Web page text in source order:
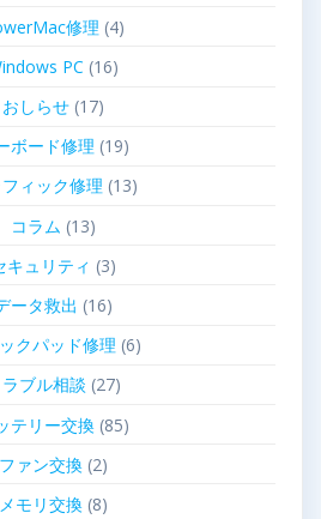
修理 (4)
PC (16)
おしらせ(17)
ボード修理 (19)
ィック修理 (13)
コラム (13)
キュリティ (3)
ータ救出 (16)
クパッド修理 (6)
ラブル相談 (27)
テリー交換(85)
ファン交換(2)
メモリ交換(8)